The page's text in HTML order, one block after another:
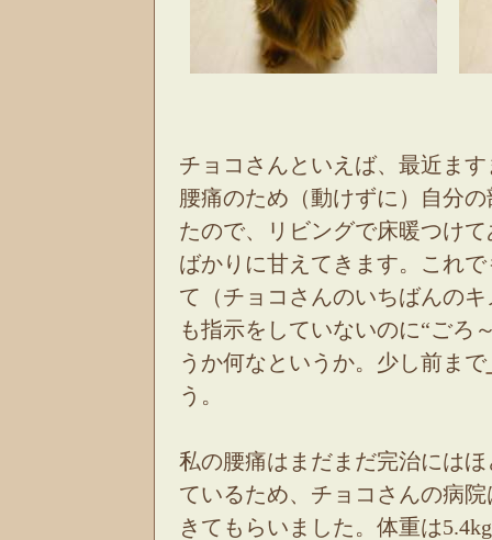
チョコさんといえば、最近ま
腰痛のため（動けずに）自分
たので、リビングで床暖つけ
ばかりに甘えてきます。これ
て（チョコさんのいちばんの
も指示をしていないのに“ごろ
うか何なというか。少し前まで
う。
私の腰痛はまだまだ完治には
ているため、チョコさんの病
きてもらいました。体重は